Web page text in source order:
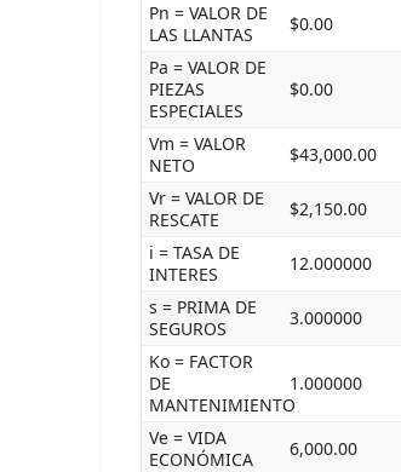
Pn = VALOR DE
LAS LLANTAS
$0.00
Pa = VALOR DE
PIEZAS
ESPECIALES
$0.00
Vm = VALOR
NETO
$43,000.00
Vr = VALOR DE
RESCATE
$2,150.00
i = TASA DE
INTERES
12.000000
s = PRIMA DE
SEGUROS
3.000000
Ko = FACTOR
DE
MANTENIMIENTO
1.000000
Ve = VIDA
ECONÓMICA
6,000.00